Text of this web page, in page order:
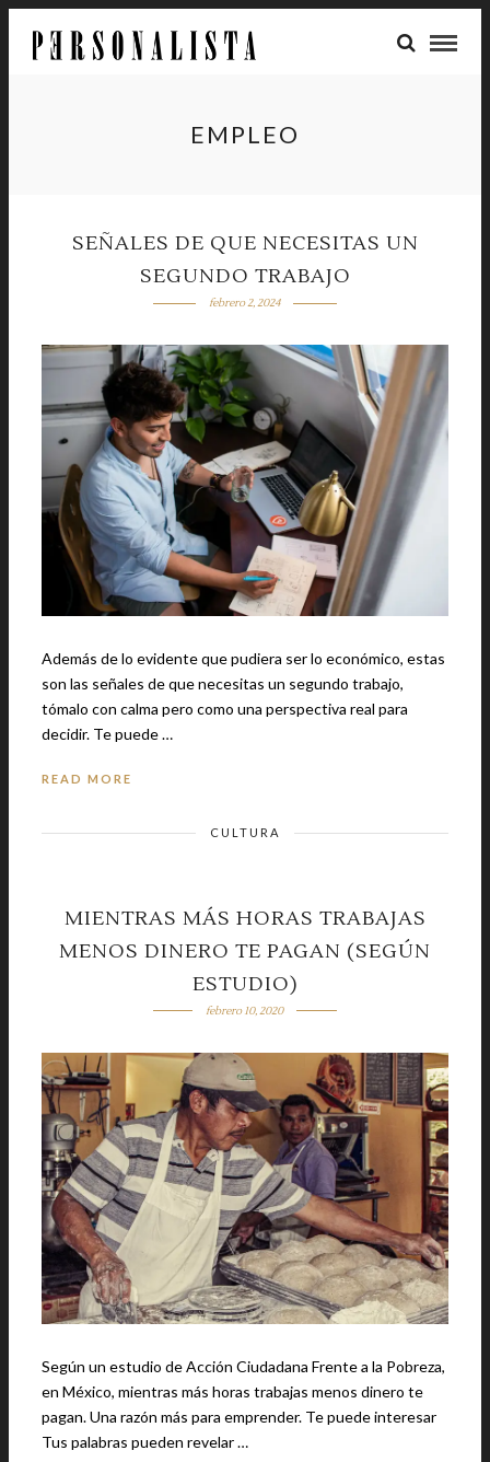
EMPLEO
SEÑALES DE QUE NECESITAS UN
SEGUNDO TRABAJO
febrero 2, 2024
Además de lo evidente que pudiera ser lo económico, estas
son las señales de que necesitas un segundo trabajo,
tómalo con calma pero como una perspectiva real para
decidir. Te puede …
READ MORE
CULTURA
MIENTRAS MÁS HORAS TRABAJAS
MENOS DINERO TE PAGAN (SEGÚN
ESTUDIO)
febrero 10, 2020
Según un estudio de Acción Ciudadana Frente a la Pobreza,
en México, mientras más horas trabajas menos dinero te
pagan. Una razón más para emprender. Te puede interesar
Tus palabras pueden revelar …